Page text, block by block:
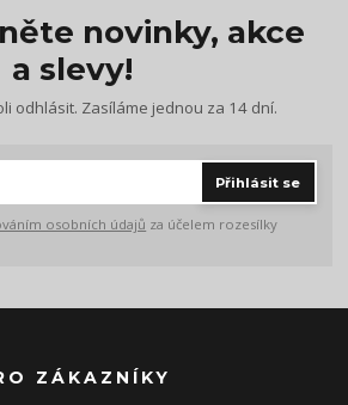
novinky, akce
a slevy!
odhlásit. Zasíláme jednou za 14 dní.
Přihlásit se
osobních údajů za účelem rozesílky
ZÁKAZNÍKY